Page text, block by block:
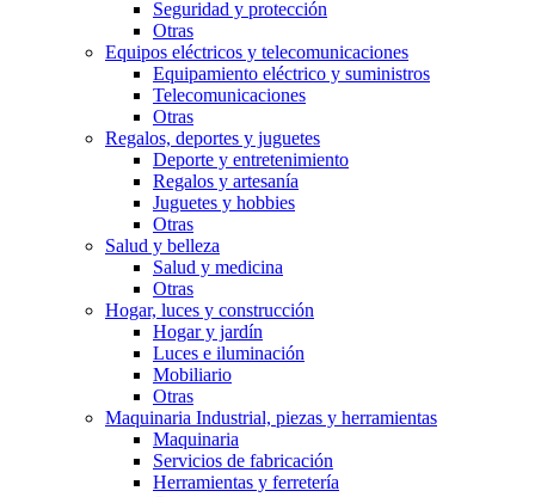
Seguridad y protección
Otras
Equipos eléctricos y telecomunicaciones
Equipamiento eléctrico y suministros
Telecomunicaciones
Otras
Regalos, deportes y juguetes
Deporte y entretenimiento
Regalos y artesaní­a
Juguetes y hobbies
Otras
Salud y belleza
Salud y medicina
Otras
Hogar, luces y construcción
Hogar y jardín
Luces e iluminación
Mobiliario
Otras
Maquinaria Industrial, piezas y herramientas
Maquinaria
Servicios de fabricación
Herramientas y ferretería